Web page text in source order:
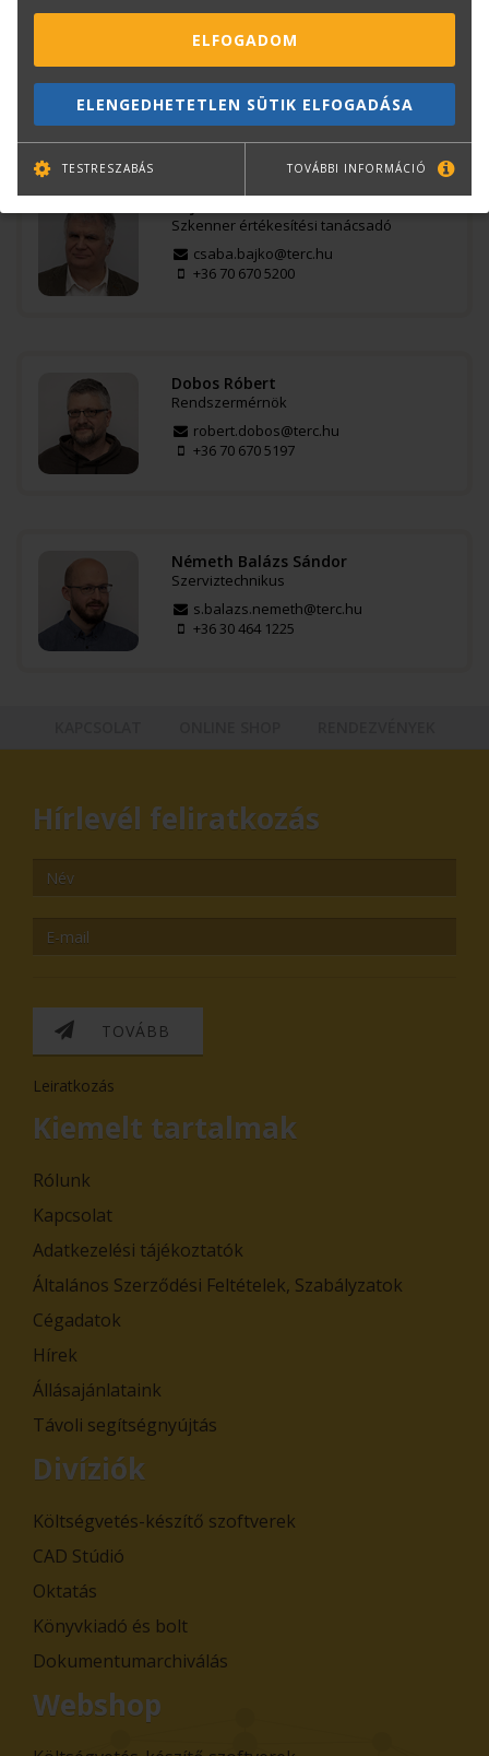
Méret:
87 mm / 296 mm / 114 mm
RICOH
Kérdése van?
Szkenner értékesítési tanácsadó
csaba.bajko@terc.hu
+36 70 670 5200
Dobos Róbert
Rendszermérnök
robert.dobos@terc.hu
+36 70 670 5197
Németh Balázs Sándor
Szerviztechnikus
s.balazs.nemeth@terc.hu
+36 30 464 1225
Hírlevél feliratkozás
TOVÁBB
Leiratkozás
Kiemelt tartalmak
Rólunk
Kapcsolat
Adatkezelési tájékoztatók
Általános Szerződési Feltételek, Szabályzatok
Cégadatok
Hírek
Állásajánlataink
Távoli segítségnyújtás
Divíziók
Költségvetés-készítő szoftverek
CAD Stúdió
Oktatás
Könyvkiadó és bolt
Dokumentumarchiválás
Webshop
ELFOGADOM
ELENGEDHETETLEN SÜTIK ELFOGADÁSA
TESTRESZABÁS TOVÁBBI INFORMÁCIÓ